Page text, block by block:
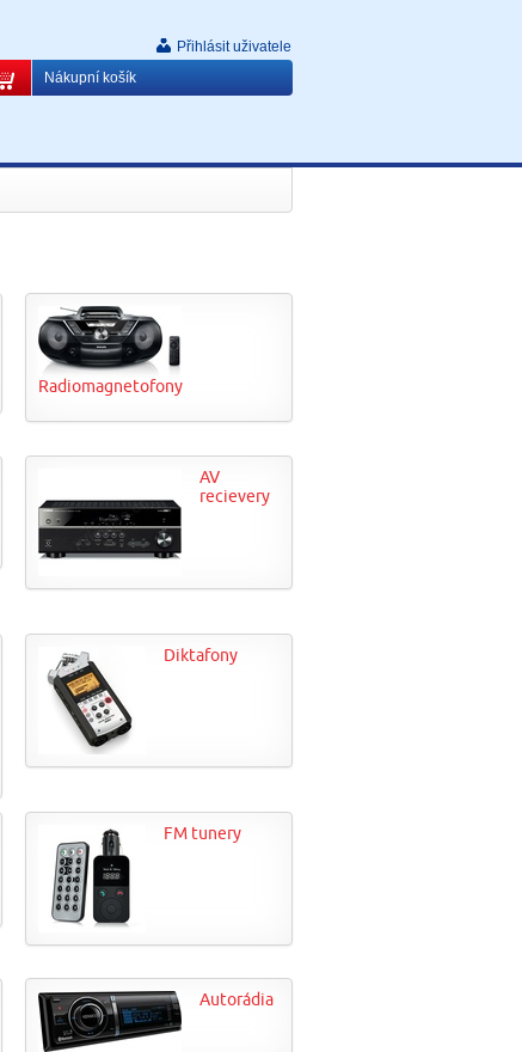
Přihlásit uživatele
Nákupní košík
Radiomagnetofony
AV
recievery
Diktafony
FM tunery
Autorádia